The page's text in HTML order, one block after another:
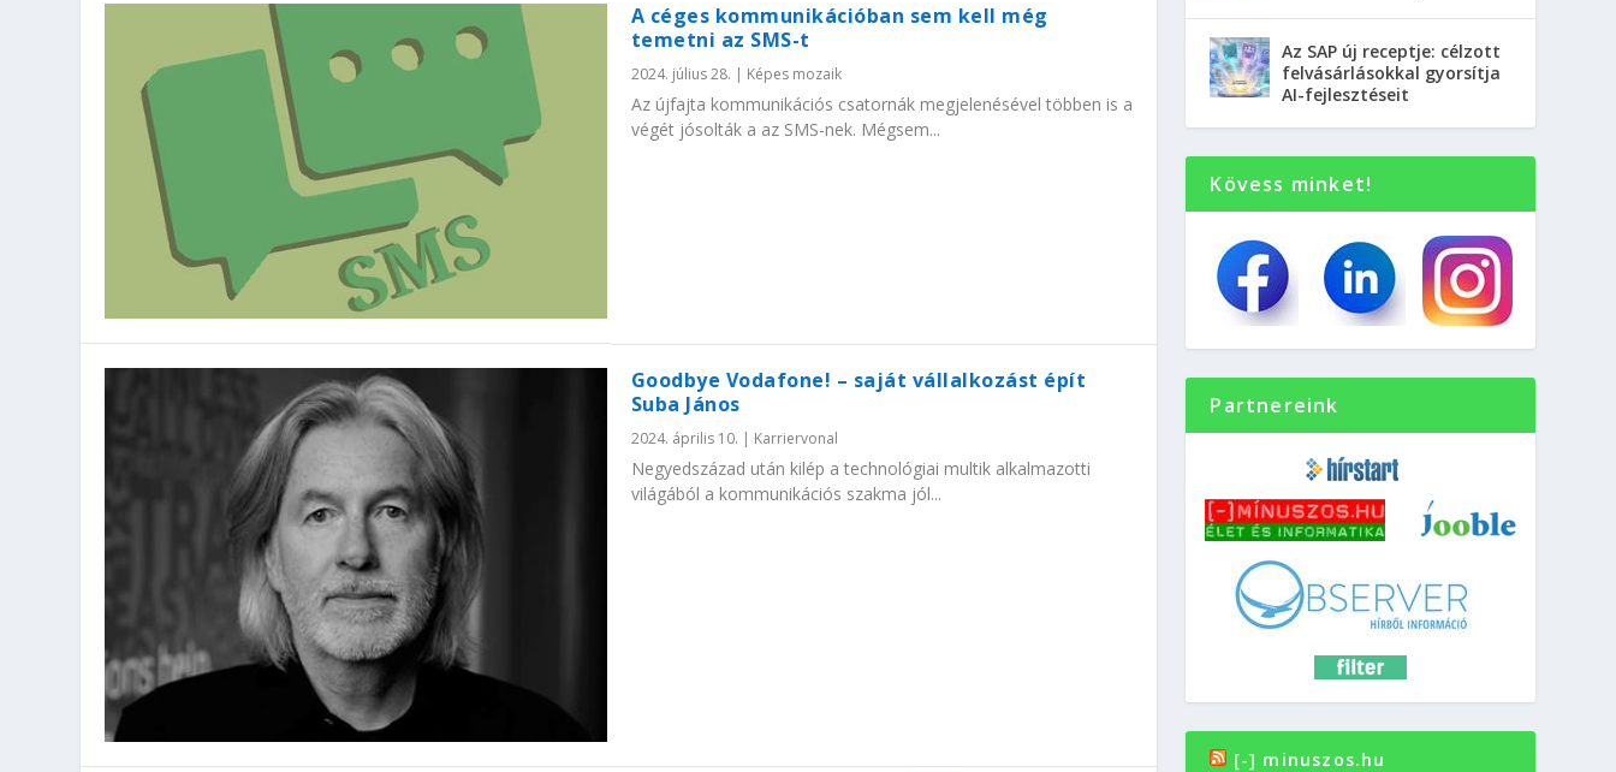
A céges kommunikációban sem kell még
temetni az SMS-t
2024. július 28. | Képes mozaik
Az újfajta kommunikációs csatornák megjelenésével többen is a
végét jósolták a az SMS-nek. Mégsem...
Goodbye Vodafone! – saját vállalkozást épít
Suba János
2024. április 10. Karriervonal
Negyedszázad után kilép a technológiai multik alkalmazotti
világából a kommunikációs szakma jól...
Az SAP új receptje: célzott
felvásárlásokkal gyorsítja
AI-fejlesztéseit
Kövess minket!
Partnereink
[-] minuszos.hu